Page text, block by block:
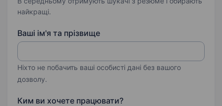
найкращі.
Ваші ім'я та прізвище
Ніхто не побачить ваші особисті дані без вашого
дозволу.
Ким ви хочете працювати?